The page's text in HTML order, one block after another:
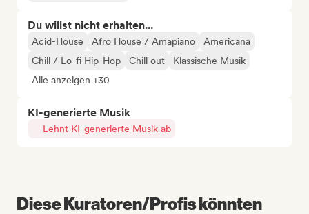
Du willst nicht erhalten...
Acid-House Afro House / Amapiano
Americana
Chill / Lo-fi Hip-Hop
Chill out
Klassische Musik
Alle anzeigen +30
KI-generierte Musik
Lehnt KI-generierte Musik ab
Diese Kuratoren/Profis könnten